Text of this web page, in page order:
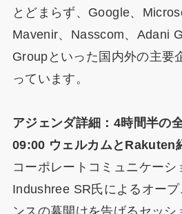
とどまらず、Google、
Mavenir、Nasscom、Adani
Groupといった国内外の主要
っています。
アジェンダ詳細：4時間半の
09:00 ウェルカムとRakuten
コーポレートコミュニケーシ
Indushree SR氏によるオー
ンスの幕開けを告げるセッシ